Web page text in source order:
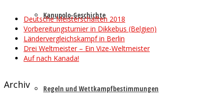
Kanupolo-Geschichte
Regeln und Wettkampfbestimmungen
Deutsche Meisterschaften 2018
Vorbereitungsturnier in Dikkebus (Belgien)
Ländervergleichskampf in Berlin
Drei Weltmeister – Ein Vize-Weltmeister
Auf nach Kanada!
Archiv